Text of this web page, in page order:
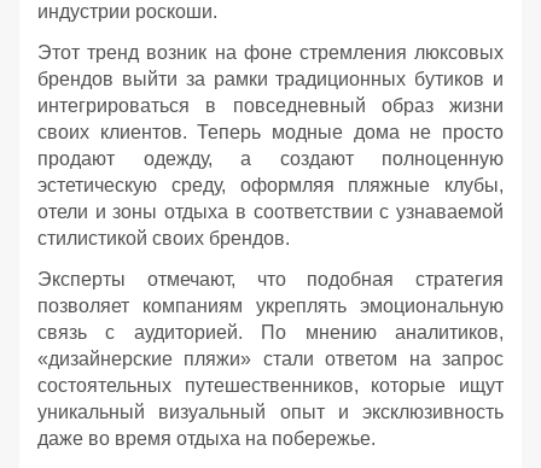
индустрии роскоши.
Этот тренд возник на фоне стремления люксовых
брендов выйти за рамки традиционных бутиков и
интегрироваться в повседневный образ жизни
своих клиентов. Теперь модные дома не просто
продают одежду, а создают полноценную
эстетическую среду, оформляя пляжные клубы,
отели и зоны отдыха в соответствии с узнаваемой
стилистикой своих брендов.
Эксперты отмечают, что подобная стратегия
позволяет компаниям укреплять эмоциональную
связь с аудиторией. По мнению аналитиков,
«дизайнерские пляжи» стали ответом на запрос
состоятельных путешественников, которые ищут
уникальный визуальный опыт и эксклюзивность
даже во время отдыха на побережье.